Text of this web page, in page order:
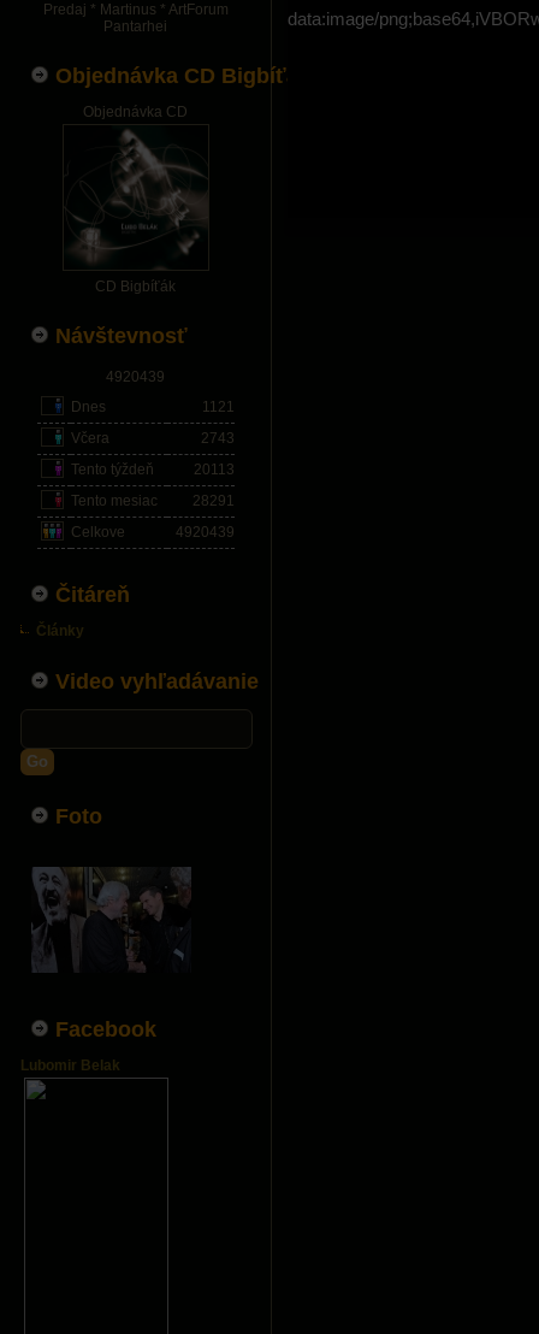
Predaj * Martinus * ArtForum
Pantarhei
Objednávka CD Bigbíťák
Objednávka CD
CD Bigbíťák
Návštevnosť
4920439
Dnes
1121
Včera
2743
Tento týždeň
20113
Tento mesiac
28291
Celkove
4920439
Čitáreň
Články
Video vyhľadávanie
Go
Foto
Facebook
Lubomir Belak
data:image/